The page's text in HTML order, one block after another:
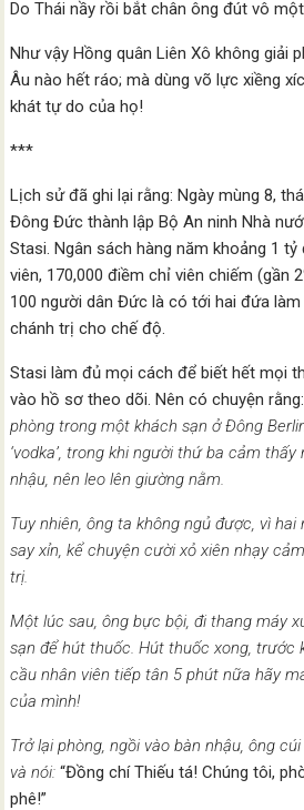
Do Thái nầy rồi bắt chân ông đút vô
Như vậy Hồng quân Liên Xô không giải
Âu nào hết ráo; mà dùng võ lực xiềng
khát tự do của họ!
***
Lịch sử đã ghi lại rằng: Ngày mùng 8,
Đông Đức thành lập Bộ An ninh Nhà
Stasi. Ngân sách hàng năm khoảng 1 tỷ
viên, 170,000 điềm chỉ viên chiếm (gần
100 người dân Đức là có tới hai đứa
chánh trị cho chế độ.
Stasi làm đủ mọi cách để biết hết mọi
vào hồ sơ theo dõi. Nên có chuyện rằng:
phòng trong một khách sạn ở Đông
‘vodka’, trong khi người thứ ba cảm
nhậu, nên leo lên giường nằm.
Tuy nhiên, ông ta không ngủ được, vì
say xỉn, kể chuyện cười xỏ xiên nhạy
trị.
Một lúc sau, ông bực bội, đi thang máy
sạn để hút thuốc. Hút thuốc xong, trước
cầu nhân viên tiếp tân 5 phút nữa hãy
của mình!
Trở lại phòng, ngồi vào bàn nhậu, ông
và nói:“Đồng chí Thiếu tá! Chúng tôi,
phê!”